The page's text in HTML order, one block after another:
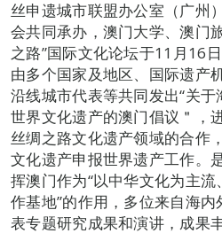
丝申遗城市联盟办公室（广州
会共同承办，澳门大学、澳门
之路”国际文化论坛于11月16
由多个国家及地区、国际遗产
沿线城市代表等共同发出“关
世界文化遗产的澳门倡议＂，
丝绸之路文化遗产领域的合作
文化遗产申报世界遗产工作。
挥澳门作为“以中华文化为主
作基地”的作用，多位来自海
表专题研究成果和演讲，成果丰